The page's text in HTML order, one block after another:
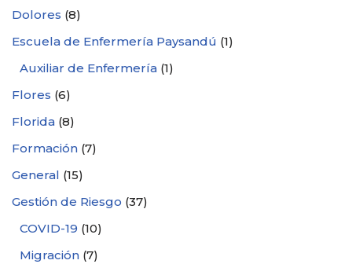
Dolores (8)
Escuela de Enfermería Paysandú (1)
Auxiliar de Enfermería (1)
Flores (6)
Florida (8)
Formación (7)
General (15)
Gestión de Riesgo (37)
COVID-19 (10)
Migración (7)